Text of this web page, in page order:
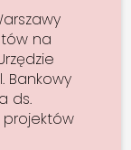
na
Bankowy
ds.
projektów